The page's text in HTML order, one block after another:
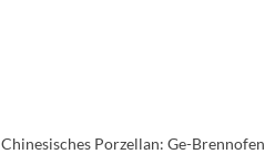
Chinesisches Porzellan: Ge-Brennofen